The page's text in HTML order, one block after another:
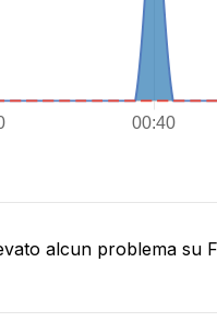
alcun problema su